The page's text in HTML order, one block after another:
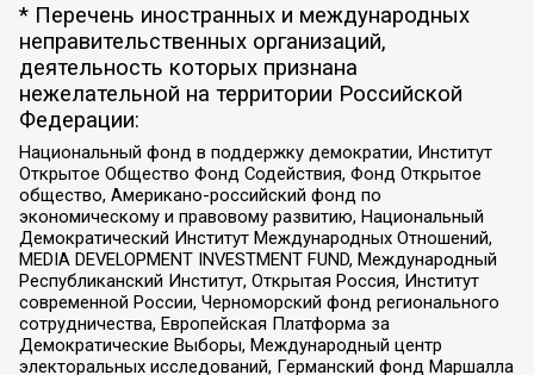
* Перечень иностранных и международных
неправительственных организаций,
деятельность которых признана
нежелательной на территории Российской
Федерации:
Национальный фонд в поддержку демократии, Институт
Открытое Общество Фонд Содействия, Фонд Открытое
общество, Американо-российский фонд по
экономическому и правовому развитию, Национальный
Демократический Институт Международных Отношений,
MEDIA DEVELOPMENT INVESTMENT FUND, Международный
Республиканский Институт, Открытая Россия, Институт
современной России, Черноморский фонд регионального
сотрудничества, Европейская Платформа за
Демократические Выборы, Международный центр
электоральных исследований, Германский фонд Маршалла